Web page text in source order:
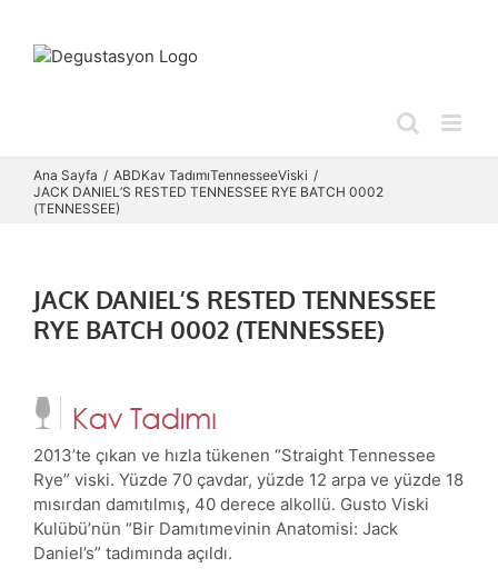
content
Ana Sayfa ABDKav TadımıTennesseeViski
JACK DANIEL’S RESTED TENNESSEE RYE BATCH 0002
(TENNESSEE)
JACK DANIEL’S RESTED TENNESSEE
RYE BATCH 0002 (TENNESSEE)
2013’te çıkan ve hızla tükenen “Straight Tennessee
Rye” viski. Yüzde 70 çavdar, yüzde 12 arpa ve yüzde 18
mısırdan damıtılmış, 40 derece alkollü. Gusto Viski
Kulübü’nün “Bir Damıtımevinin Anatomisi: Jack
Daniel’s” tadımında açıldı.